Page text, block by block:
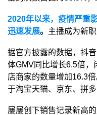
2020年以来，疫情严重
迅速发展。 主播成为新
据官方披露的数据，抖
体GMV同比增长6.5倍，
店商家的数量增加16.3
于淘宝天猫、京东、拼多
屡屡创下销售记录新高